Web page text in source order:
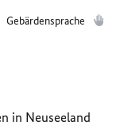
Gebärdensprache
in Neuseeland